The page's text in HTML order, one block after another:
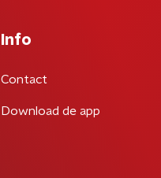
Info
Contact
Download de app